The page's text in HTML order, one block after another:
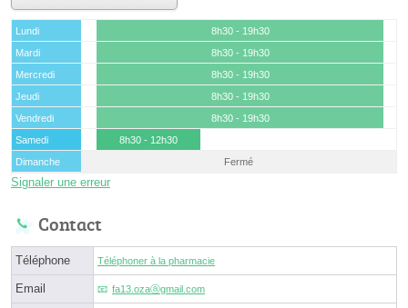
Lundi
8h30 - 19h30
Mardi
8h30 - 19h30
Mercredi
8h30 - 19h30
Jeudi
8h30 - 19h30
Vendredi
8h30 - 19h30
Samedi
8h30 - 12h30
Dimanche
Fermé
Signaler une erreur
Contact
Téléphone Téléphoner à la pharmacie
Email fa13.ozaⓐgmail.com